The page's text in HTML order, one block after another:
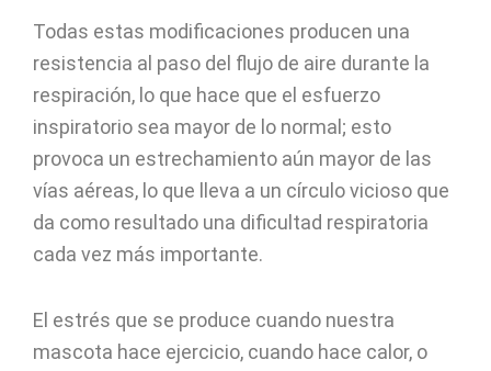
Todas estas modificaciones producen una
resistencia al paso del flujo de aire durante la
respiración, lo que hace que el esfuerzo
inspiratorio sea mayor de lo normal; esto
provoca un estrechamiento aún mayor de las
vías aéreas, lo que lleva a un círculo vicioso que
da como resultado una dificultad respiratoria
cada vez más importante.
El estrés que se produce cuando nuestra
mascota hace ejercicio, cuando hace calor, o